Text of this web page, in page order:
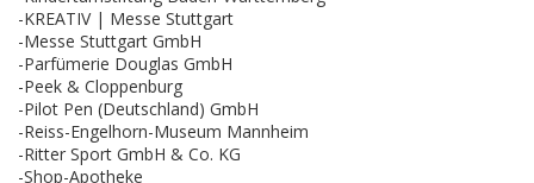
-KREATIV | Messe Stuttgart
-Messe Stuttgart GmbH
-Parfümerie Douglas GmbH
-Peek & Cloppenburg
-Pilot Pen (Deutschland) GmbH
-Reiss-Engelhorn-Museum Mannheim
-Ritter Sport GmbH & Co. KG
-Shop-Apotheke